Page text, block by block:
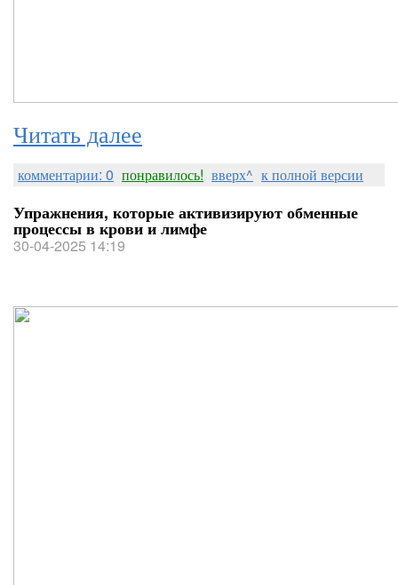
Читать далее
комментарии: 0 понравилось! вверх^ к полной версии
Упражнения, которые активизируют обменные
процессы в крови и лимфе
30-04-2025 14:19